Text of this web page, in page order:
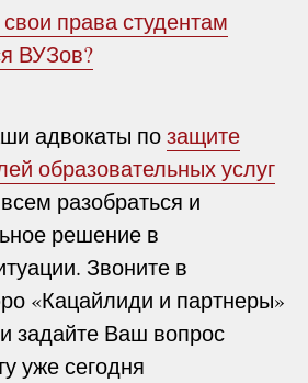
свои права студентам
ВУЗов?
адвокаты позащите
образовательных услуг
разобраться и
решение в
Звоните в
«Кацайлиди и партнеры»
задайте Ваш вопрос
уже сегодня